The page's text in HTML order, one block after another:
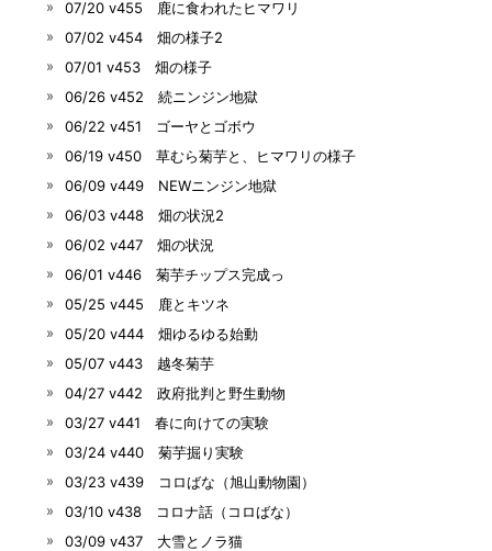
07/20 v455 鹿に食われたヒマワリ
07/02 v454 畑の様子2
07/01 v453 畑の様子
06/26 v452 続ニンジン地獄
06/22 v451 ゴーヤとゴボウ
06/19 v450 草むら菊芋と、ヒマワリの様子
06/09 v449 NEWニンジン地獄
06/03 v448 畑の状況2
06/02 v447 畑の状況
06/01 v446 菊芋チップス完成っ
05/25 v445 鹿とキツネ
05/20 v444 畑ゆるゆる始動
05/07 v443 越冬菊芋
04/27 v442 政府批判と野生動物
03/27 v441 春に向けての実験
03/24 v440 菊芋掘り実験
03/23 v439 コロばな（旭山動物園）
03/10 v438 コロナ話（コロばな）
03/09 v437 大雪とノラ猫